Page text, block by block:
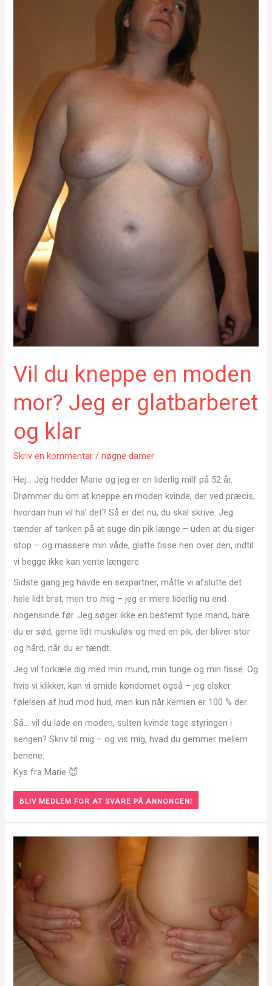
Vil du kneppe en moden
mor? Jeg er glatbarberet
og klar
Skriv en kommentar /nøgne damer
Hej… Jeg hedder Marie og jeg er en liderlig milf på 52 år.
Drømmer du om at kneppe en moden kvinde, der ved præcis,
hvordan hun vil ha’ det? Så er det nu, du skal skrive. Jeg
tænder af tanken på at suge din pik længe – uden at du siger
stop – og massere min våde, glatte fisse hen over den, indtil
vi begge ikke kan vente længere.
Sidste gang jeg havde en sexpartner, måtte vi afslutte det
hele lidt brat, men tro mig – jeg er mere liderlig nu end
nogensinde før. Jeg søger ikke en bestemt type mand, bare
du er sød, gerne lidt muskuløs og med en pik, der bliver stor
og hård, når du er tændt.
Jeg vil forkæle dig med min mund, min tunge og min fisse. Og
hvis vi klikker, kan vi smide kondomet også – jeg elsker
følelsen af hud mod hud, men kun når kemien er 100 % der.
Så… vil du lade en moden, sulten kvinde tage styringen i
sengen? Skriv til mig – og vis mig, hvad du gemmer mellem
benene.
Kys fra Marie 😈
BLIV MEDLEM FOR AT SVARE PÅ ANNONCEN!